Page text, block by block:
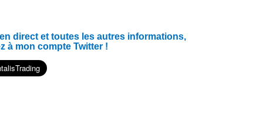
direct et toutes les autres informations,
à mon compte Twitter !